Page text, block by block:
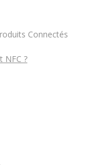
Connectés
NFC ?